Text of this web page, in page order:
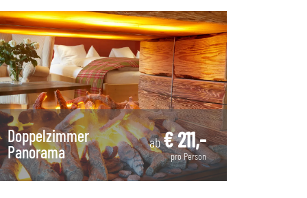
Doppelzimmer
Panorama
ab€ 211,-
pro Person